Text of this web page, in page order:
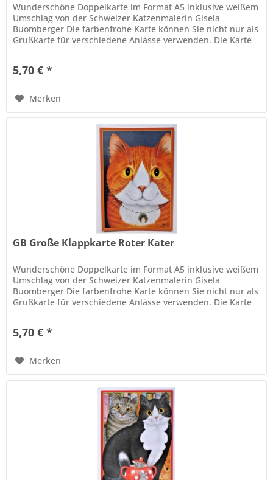
Wunderschöne Doppelkarte im Format A5 inklusive weißem
Umschlag von der Schweizer Katzenmalerin Gisela
Buomberger Die farbenfrohe Karte können Sie nicht nur als
Grußkarte für verschiedene Anlässe verwenden. Die Karte
5,70 € *
Merken
GB Große Klappkarte Roter Kater
Wunderschöne Doppelkarte im Format A5 inklusive weißem
Umschlag von der Schweizer Katzenmalerin Gisela
Buomberger Die farbenfrohe Karte können Sie nicht nur als
Grußkarte für verschiedene Anlässe verwenden. Die Karte
5,70 € *
Merken